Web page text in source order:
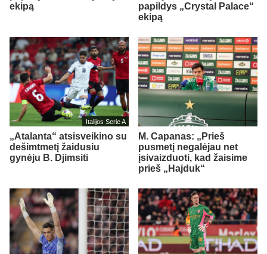
ekipą
papildys „Crystal Palace“
ekipą
Italijos Serie A
„Atalanta“ atsisveikino su
dešimtmetį žaidusiu
gynėju B. Djimsiti
M. Capanas: „Prieš
pusmetį negalėjau net
įsivaizduoti, kad žaisime
prieš „Hajduk“